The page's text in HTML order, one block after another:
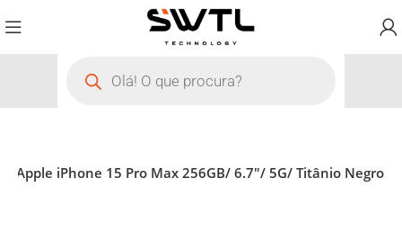
Apple iPhone 15 Pro Max 256GB/ 6.7″/ 5G/ Titânio Negro